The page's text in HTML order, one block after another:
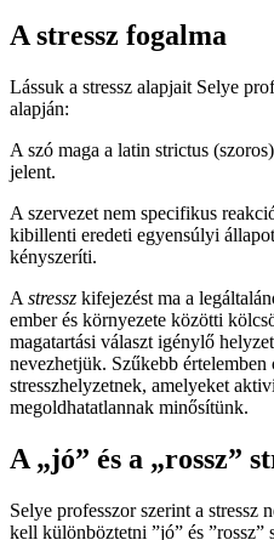
A stressz fogalma
Lássuk a stressz alapjait Selye
alapján:
A szó maga a latin strictus
jelent.
A szervezet nem specifikus
kibillenti eredeti egyensúlyi
kényszeríti.
A stressz kifejezést ma a
ember és környezete közötti
magatartási választ igénylő
nevezhetjük. Szűkebb
stresszhelyzetnek, amelyeket
megoldhatatlannak minősítünk.
A „jó” és a „rossz”
Selye professzor szerint a stressz
kell különböztetni ”jó” és ”rossz”